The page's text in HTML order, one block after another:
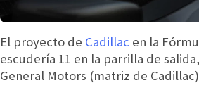
El proyecto de Cadillac en la
escudería 11 en la parrilla de
General Motors (matriz de